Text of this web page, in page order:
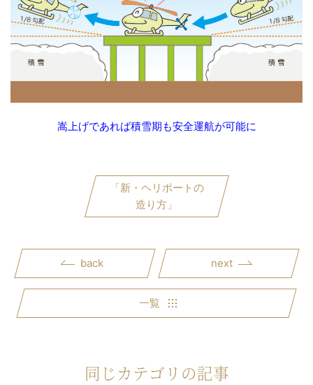
嵩上げであれば積雪期も安全運航が可能に
「新・ヘリポートの
造り方」
back next
一覧
同じカテゴリの記事